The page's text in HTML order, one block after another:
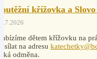
křížovka a
dětem křížovku na
na adresu
odměna.